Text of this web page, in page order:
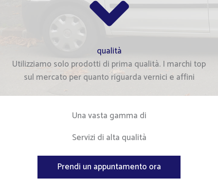
qualità
Utilizziamo solo prodotti di prima qualità. I marchi top
sul mercato per quanto riguarda vernici e affini
Una vasta gamma di
Servizi di alta qualità
Prendi un appuntamento ora